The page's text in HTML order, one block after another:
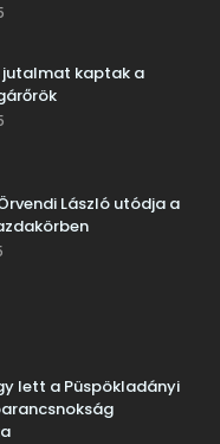
jutalmat kaptak a
László utódja a
lett a Püspökladányi